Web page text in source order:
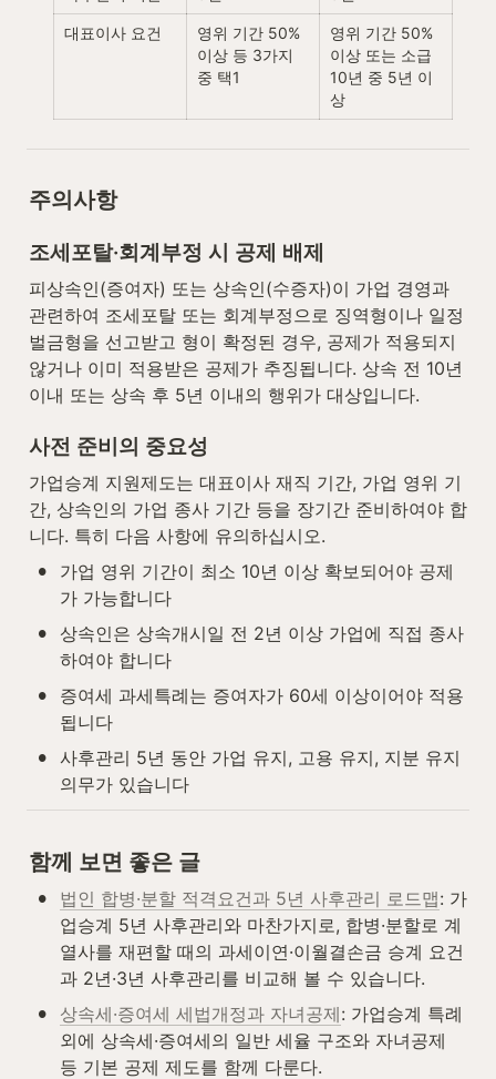
대표이사 요건
영위 기간 50%
이상 등 3가지
중 택1
영위 기간 50%
이상 또는 소급
10년 중 5년 이
상
주의사항
조세포탈·회계부정 시 공제 배제
피상속인(증여자) 또는 상속인(수증자)이 가업 경영과
관련하여 조세포탈 또는 회계부정으로 징역형이나 일정
벌금형을 선고받고 형이 확정된 경우, 공제가 적용되지
않거나 이미 적용받은 공제가 추징됩니다. 상속 전 10년
이내 또는 상속 후 5년 이내의 행위가 대상입니다.
사전 준비의 중요성
가업승계 지원제도는 대표이사 재직 기간, 가업 영위 기
간, 상속인의 가업 종사 기간 등을 장기간 준비하여야 합
니다. 특히 다음 사항에 유의하십시오.
•
가업 영위 기간이 최소 10년 이상 확보되어야 공제
가 가능합니다
•
상속인은 상속개시일 전 2년 이상 가업에 직접 종사
하여야 합니다
•
증여세 과세특례는 증여자가 60세 이상이어야 적용
됩니다
• 사후관리 5년 동안 가업 유지, 고용 유지, 지분 유지
의무가 있습니다
함께 보면 좋은 글
• 법인 합병·분할 적격요건과 5년 사후관리 로드맵: 가
업승계 5년 사후관리와 마찬가지로, 합병·분할로 계
열사를 재편할 때의 과세이연·이월결손금 승계 요건
과 2년·3년 사후관리를 비교해 볼 수 있습니다.
• 상속세·증여세 세법개정과 자녀공제: 가업승계 특례
외에 상속세·증여세의 일반 세율 구조와 자녀공제
등 기본 공제 제도를 함께 다룬다.